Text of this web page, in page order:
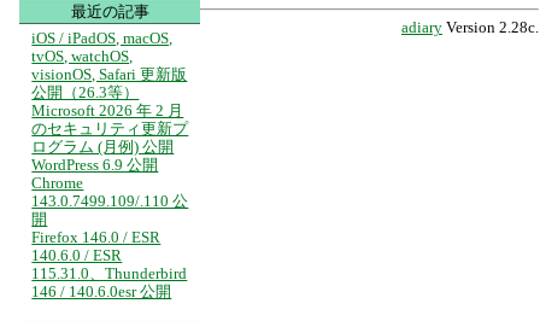
adiary Version 2.28c.
最近の記事
iOS / iPadOS, macOS,
tvOS, watchOS,
visionOS, Safari 更新版
公開（26.3等）
Microsoft 2026 年 2 月
のセキュリティ更新プ
ログラム (月例) 公開
WordPress 6.9 公開
Chrome
143.0.7499.109/.110 公
開
Firefox 146.0 / ESR
140.6.0 / ESR
115.31.0、Thunderbird
146 / 140.6.0esr 公開